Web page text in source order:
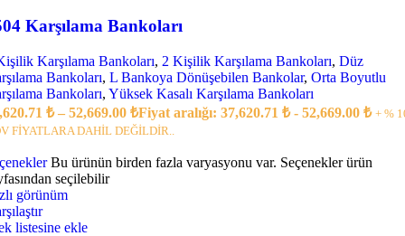
Karşılama Bankoları
Karşılama Bankoları, 2 Kişilik Karşılama Bankoları, Düz
Bankoları, L Bankoya Dönüşebilen Bankolar, Orta Boyutlu
Bankoları, Yüksek Kasalı Karşılama Bankoları
₺ – 52,669.00 ₺Fiyat aralığı: 37,620.71 ₺ - 52,669.00 ₺ + %
FİYATLARA DAHİL DEĞİLDİR..
Bu ürünün birden fazla varyasyonu var. Seçenekler ürün
seçilebilir
görünüm
listesine ekle